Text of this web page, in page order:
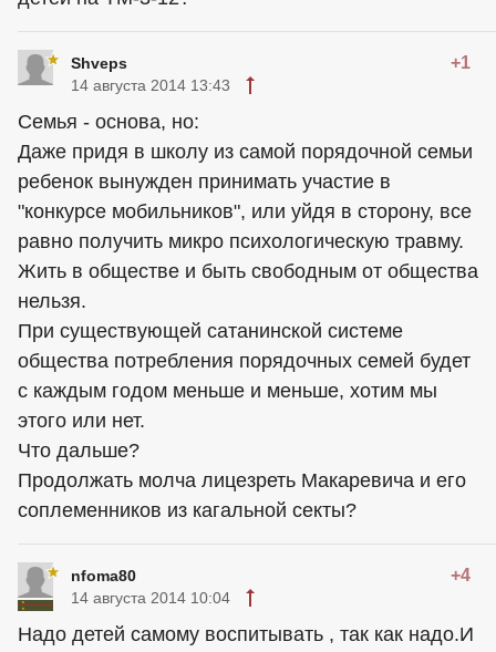
Shveps +1
14 августа 2014 13:43
Семья - основа, но:
Даже придя в школу из самой порядочной семьи
ребенок вынужден принимать участие в
"конкурсе мобильников", или уйдя в сторону, все
равно получить микро психологическую травму.
Жить в обществе и быть свободным от общества
нельзя.
При существующей сатанинской системе
общества потребления порядочных семей будет
с каждым годом меньше и меньше, хотим мы
этого или нет.
Что дальше?
Продолжать молча лицезреть Макаревича и его
соплеменников из кагальной секты?
nfoma80 +4
14 августа 2014 10:04
Надо детей самому воспитывать , так как надо.И